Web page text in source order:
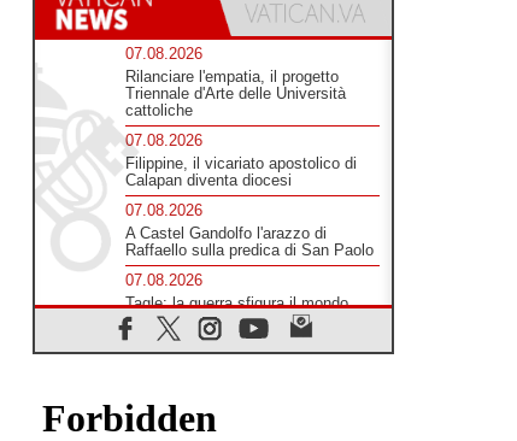
07.08.2026
Rilanciare l'empatia, il progetto
Triennale d'Arte delle Università
cattoliche
07.08.2026
Filippine, il vicariato apostolico di
Calapan diventa diocesi
07.08.2026
A Castel Gandolfo l'arazzo di
Raffaello sulla predica di San Paolo
07.08.2026
Tagle: la guerra sfigura il mondo,
solo la rivelazione di Dio lo
07.08.2026
Il Papa in Francia, quattro giorni